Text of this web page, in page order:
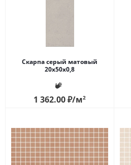
Скарпа серый матовый
20x50x0,8
1 362.00₽/м2